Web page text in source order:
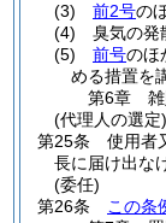
(3)
前2号の
(4)
臭気の発
(5)
前号のほ
める措置を
第6章
雑
(代理人の選定)
第25条
使用者
長に届け出な
(委任)
第26条
この条